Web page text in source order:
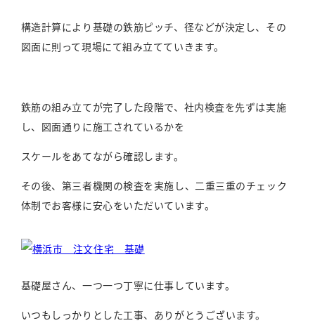
構造計算により基礎の鉄筋ピッチ、径などが決定し、その
図面に則って現場にて組み立てていきます。
鉄筋の組み立てが完了した段階で、社内検査を先ずは実施
し、図面通りに施工されているかを
スケールをあてながら確認します。
その後、第三者機関の検査を実施し、二重三重のチェック
体制でお客様に安心をいただいています。
基礎屋さん、一つ一つ丁寧に仕事しています。
いつもしっかりとした工事、ありがとうございます。